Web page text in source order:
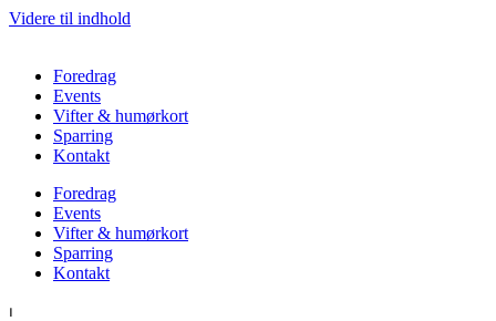
Videre til indhold
Foredrag
Events
Vifter & humørkort
Sparring
Kontakt
Foredrag
Events
Vifter & humørkort
Sparring
Kontakt
⏐